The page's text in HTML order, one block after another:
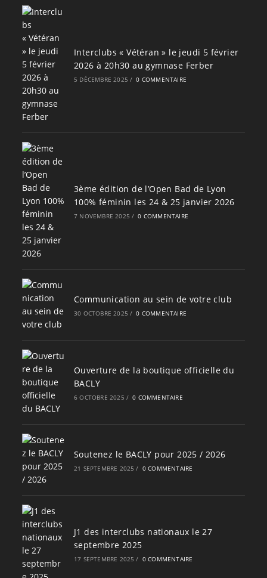
Interclubs « Vétéran » le jeudi 5 février
2026 à 20h30 au gymnase Ferber
5 DÉCEMBRE 2025 / 0 COMMENTAIRE
3ème édition de l’Open Bad de Lyon
100% féminin les 24 & 25 janvier 2026
7 NOVEMBRE 2025 / 0 COMMENTAIRE
Communication au sein de votre club
30 OCTOBRE 2025 / 0 COMMENTAIRE
Ouverture de la boutique officielle du
BACLY
6 OCTOBRE 2025 / 0 COMMENTAIRE
Soutenez le BACLY pour 2025 / 2026
21 SEPTEMBRE 2025 / 0 COMMENTAIRE
J1 des interclubs nationaux le 27
septembre 2025
17 SEPTEMBRE 2025 / 0 COMMENTAIRE